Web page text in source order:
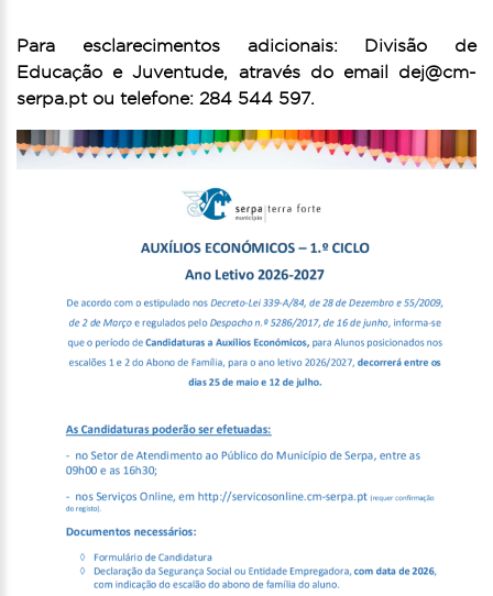
Para esclarecimentos adicionais: Divisão de
Educação e Juventude, através do email dej@cm-
serpa.pt ou telefone: 284 544 597.